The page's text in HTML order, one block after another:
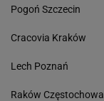
Pogoń Szczecin
Cracovia Kraków
Lech Poznań
Raków Częstochowa